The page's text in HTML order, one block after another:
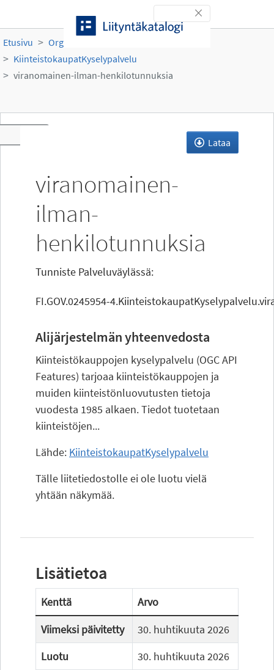
Toggle navigation
Etusivu Organisaatiot
KiinteistokaupatKyselypalvelu
viranomainen-ilman-henkilotunnuksia
Lataa
viranomainen-
ilman-
henkilotunnuksia
Tunniste Palveluväylässä:
FI.GOV.0245954-
Alijärjestelmän yhteenvedosta
Kiinteistökauppojen kyselypalvelu (OGC API
Features) tarjoaa kiinteistökauppojen ja
muiden kiinteistönluovutusten tietoja
vuodesta 1985 alkaen. Tiedot tuotetaan
kiinteistöjen...
Lähde: KiinteistokaupatKyselypalvelu
Tälle liitetiedostolle ei ole luotu vielä
yhtään näkymää.
Lisätietoa
Kenttä
Arvo
Viimeksi päivitetty
30. huhtikuuta 2026
Luotu
30. huhtikuuta 2026